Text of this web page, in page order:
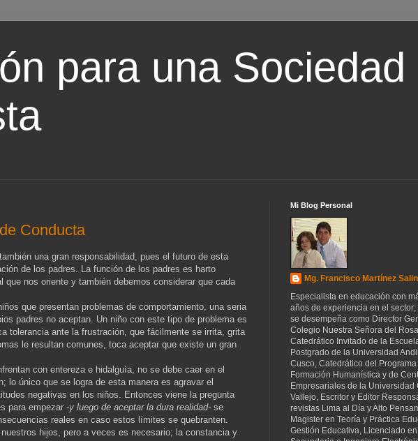
para una Sociedad
Conducta
una gran responsabilidad, pues el futuro de esta
de los padres. La función de los padres es harto
que nos oriente y también debemos considerar que cada
que presentan problemas de comportamiento, una seria
padres no aceptan. Un niño con este tipo de problema es
tolerancia ante la frustración, que fácilmente se irrita, grita
le resultan comunes, toca aceptar que existe un gran
con entereza e hidalguía, no se debe caer en el
lo único que se logra de esta manera es agravar el
negativas en los niños. Entonces viene la pregunta
para empezar -y luego de aceptar la dura realidad- se
reales en caso estos límites se quebranten.
hijos, pero a veces es necesario; la constancia y
Mi Blog Personal
Mg. Francisco Martínez
Especialista en educación con
años de experiencia en el sector;
se desempeña como Director
Colegio Nuestra Señora del
Catedrático Invitado de la
Postgrado de la Universidad
Cusco, Catedrático del Programa
Formación Humanística y de
Empresariales de la Universidad
Vallejo, Escritor y Editor
revistas Lima al Día y Alto
Magister en Teoría y Práctica
Gestión Educativa, Licenciado